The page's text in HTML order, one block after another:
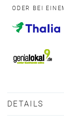
ODER BEI
DETAILS